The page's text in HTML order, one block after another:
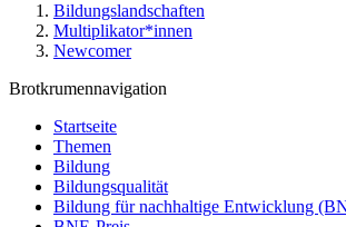
Bildungslandschaften
Multiplikator*innen
Newcomer
Brotkrumennavigation
Startseite
Themen
Bildung
Bildungsqualität
Bildung für nachhaltige Entwicklung